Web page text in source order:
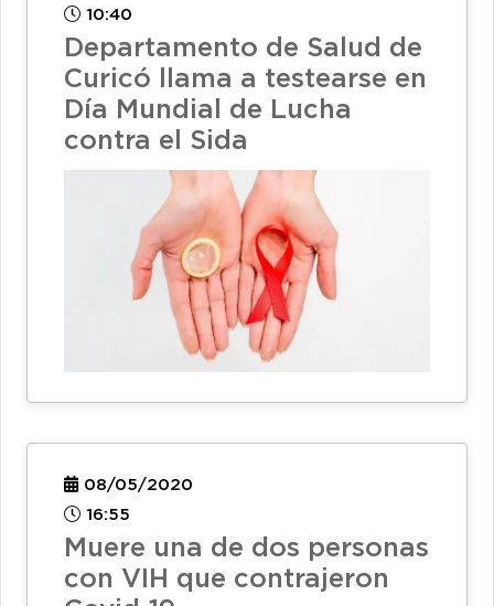
10:40
Departamento de Salud de
Curicó llama a testearse en
Día Mundial de Lucha
contra el Sida
08/05/2020
16:55
Muere una de dos personas
con VIH que contrajeron